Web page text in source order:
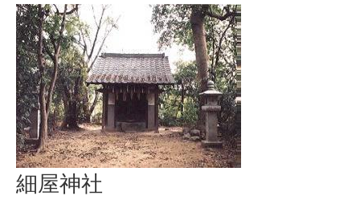
細屋神社